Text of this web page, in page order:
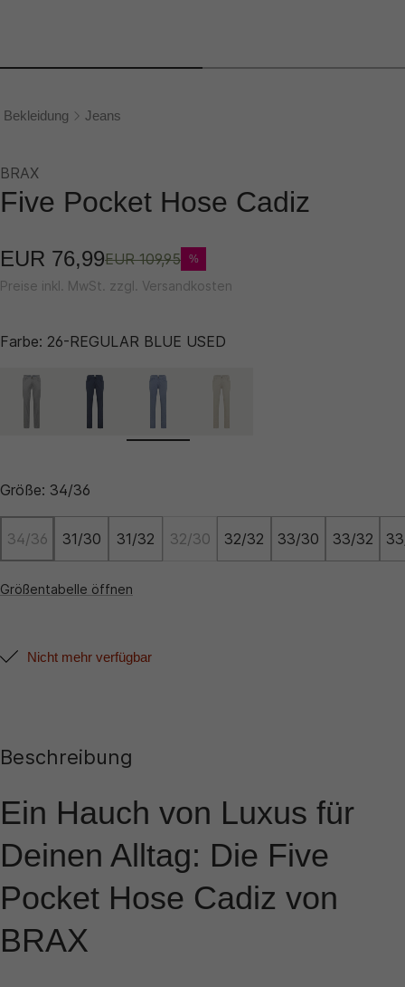
Bekleidung Jeans
BRAX
Five Pocket Hose Cadiz
EUR 76,99EUR 109,95 %
Preise inkl. MwSt. zzgl. Versandkosten
Farbe: 26-REGULAR BLUE USED
Größe: 34/36
34/36 31/30 31/32 32/30 32/32 33/30 33/32
Größentabelle öffnen
Nicht mehr verfügbar
Beschreibung
Ein Hauch von Luxus für
Deinen Alltag: Die Five
Pocket Hose Cadiz von
BRAX